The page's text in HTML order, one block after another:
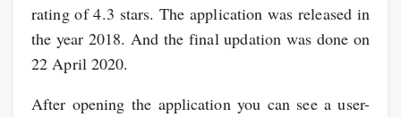
rating of 4.3 stars. The application was released in
the year 2018. And the final updation was done on
22 April 2020.
After opening the application you can see a user-